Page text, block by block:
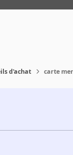
d'achat carte